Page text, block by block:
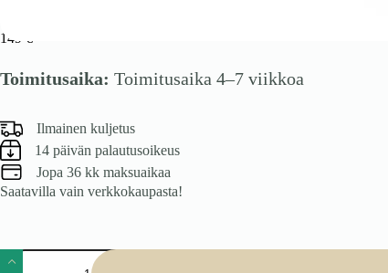
149 €
Toimitusaika: Toimitusaika 4–7 viikkoa
Ilmainen kuljetus
14 päivän palautusoikeus
Jopa 36 kk maksuaikaa
Saatavilla vain verkkokaupasta!
Tuoli